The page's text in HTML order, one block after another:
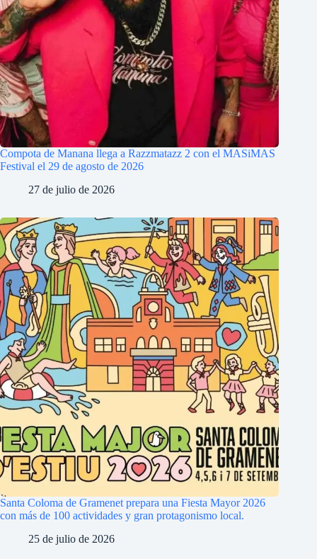
Compota de Manana llega a Razzmatazz 2 con el MASiMAS
Festival el 29 de agosto de 2026
27 de julio de 2026
Santa Coloma de Gramenet prepara una Fiesta Mayor 2026
con más de 100 actividades y gran protagonismo local.
25 de julio de 2026